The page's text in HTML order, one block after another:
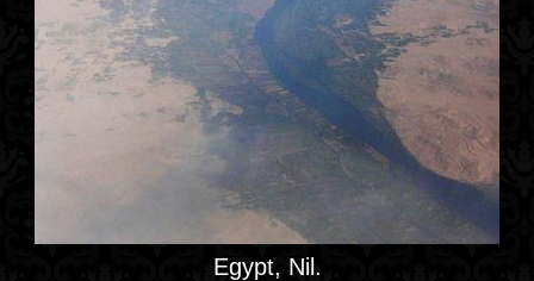
Egypt, Nil.